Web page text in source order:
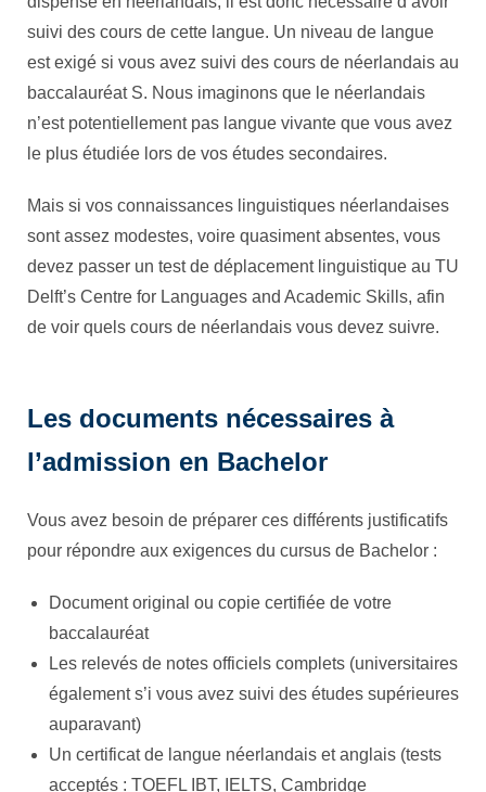
suivi des cours de cette langue. Un niveau de langue
est exigé si vous avez suivi des cours de néerlandais au
baccalauréat S. Nous imaginons que le néerlandais
n’est potentiellement pas langue vivante que vous avez
le plus étudiée lors de vos études secondaires.
Mais si vos connaissances linguistiques néerlandaises
sont assez modestes, voire quasiment absentes, vous
devez passer un test de déplacement linguistique au TU
Delft’s Centre for Languages and Academic Skills, afin
de voir quels cours de néerlandais vous devez suivre.
Les documents nécessaires à
l’admission en Bachelor
Vous avez besoin de préparer ces différents justificatifs
pour répondre aux exigences du cursus de Bachelor :
Document original ou copie certifiée de votre
baccalauréat
Les relevés de notes officiels complets (universitaires
également s’i vous avez suivi des études supérieures
auparavant)
Un certificat de langue néerlandais et anglais (tests
acceptés : TOEFL IBT, IELTS, Cambridge